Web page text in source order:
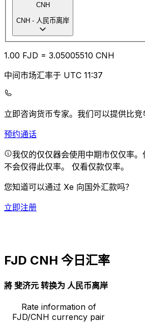
CNH
CNH - 人民币离岸
1.00 FJD = 3.05005510 CNH
中间市场汇率于 UTC 11:37
立即咨询货币专家。 我们可以提供比竞
预约通话
我仅的仅仅器会使用中期市仅仅率
不会仅得此仅率。 仅看仅款仅率。
您知道可以通过 Xe 向国外汇款吗？
立即注册
FJD CNH 今日汇率
將 斐济元 转换为 人民币离岸
Rate information of
FJD/CNH currency pair